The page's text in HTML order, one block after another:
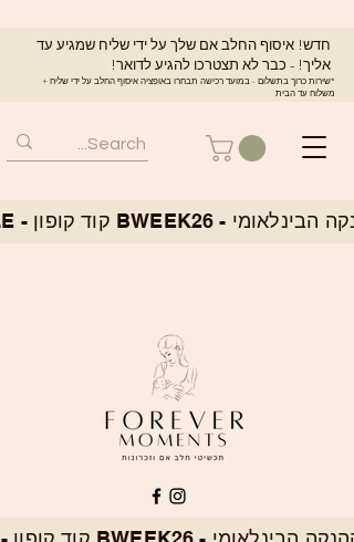
חדש! איסוף החלב אם שלך על ידי שליח שמגיע עד
אליך! - כבר לא תצטרכו להגיע לדואר!
*שירות כרוך בתשלום - במועד רכישה תבחרו באופציה איסוף החלב על ידי שליח +
משלוח עד הבית